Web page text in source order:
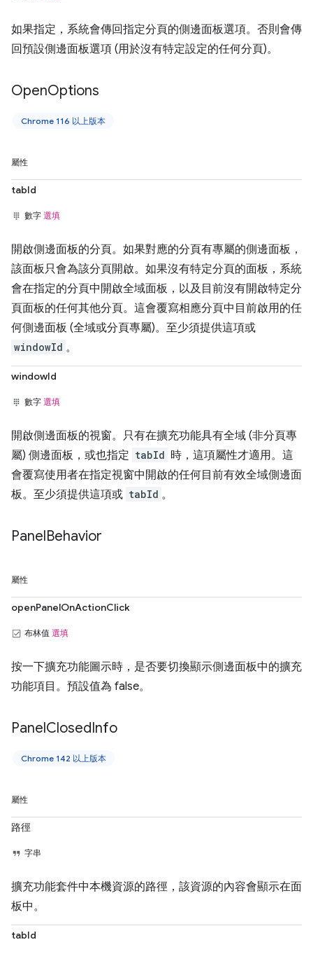
如果指定，系統會傳回指定分頁的側邊面板選項。否則會傳
回預設側邊面板選項 (用於沒有特定設定的任何分頁)。
OpenOptions
Chrome 116 以上版本
屬性
tabId
數字 選填
開啟側邊面板的分頁。如果對應的分頁有專屬的側邊面板，
該面板只會為該分頁開啟。如果沒有特定分頁的面板，系統
會在指定的分頁中開啟全域面板，以及目前沒有開啟特定分
頁面板的任何其他分頁。這會覆寫相應分頁中目前啟用的任
何側邊面板 (全域或分頁專屬)。至少須提供這項或
windowId 。
windowId
數字 選填
開啟側邊面板的視窗。只有在擴充功能具有全域 (非分頁專
屬) 側邊面板，或也指定 tabId 時，這項屬性才適用。這
會覆寫使用者在指定視窗中開啟的任何目前有效全域側邊面
板。至少須提供這項或 tabId 。
PanelBehavior
屬性
openPanelOnActionClick
布林值 選填
按一下擴充功能圖示時，是否要切換顯示側邊面板中的擴充
功能項目。預設值為 false。
PanelClosedInfo
Chrome 142 以上版本
屬性
路徑
字串
擴充功能套件中本機資源的路徑，該資源的內容會顯示在面
板中。
tabId